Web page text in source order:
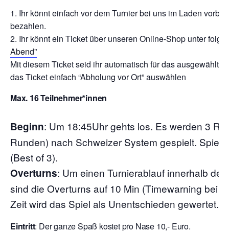
Ihr könnt einfach vor dem Turnier bei uns im Laden
bezahlen.
Ihr könnt ein Ticket über unseren Online-Shop unter
Abend”
Mit diesem Ticket seid ihr automatisch für das ausgewählte
das Ticket einfach “Abholung vor Ort” auswählen
Max. 16 Teilnehmer*innen
Beginn: Um 18:45Uhr gehts los. Es werden 3
Runden) nach Schweizer System gespielt.
(Best of 3).
Overturns: Um einen Turnierablauf innerhalb
sind die Overturns auf 10 Min (Timewarning bei
Zeit wird das Spiel als Unentschieden gewertet.
Eintritt: Der ganze Spaß kostet pro Nase 10,- Euro.